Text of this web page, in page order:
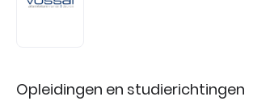
Opleidingen en studierichtingen